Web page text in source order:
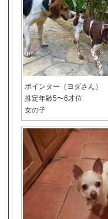
ポインター（ヨダさん）
推定年齢5〜6才位
女の子